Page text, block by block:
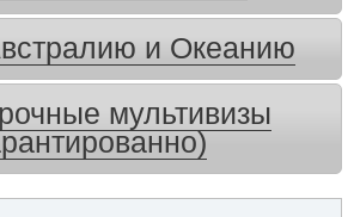
и Океанию
мультивизы